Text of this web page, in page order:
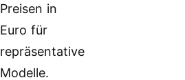
Preisen in
Euro für
repräsentative
Modelle.